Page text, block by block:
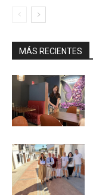
MÁS RECIENTES